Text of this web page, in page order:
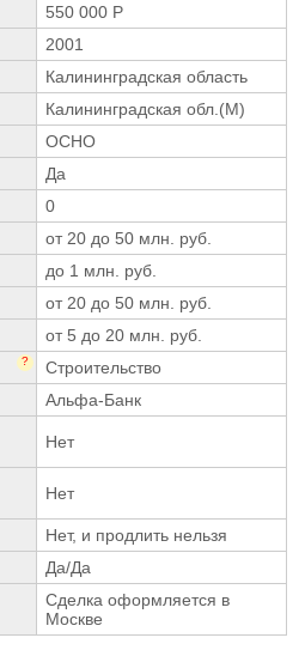
550 000 Р
2001
Калининградская область
Калининградская обл.(М)
ОСНО
Да
0
от 20 до 50 млн. руб.
до 1 млн. руб.
от 20 до 50 млн. руб.
от 5 до 20 млн. руб.
?
Строительство
Альфа-Банк
Нет
Нет
Нет, и продлить нельзя
Да/Да
Сделка оформляется в
Москве